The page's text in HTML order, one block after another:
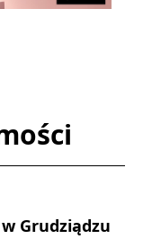
Grudziądzu